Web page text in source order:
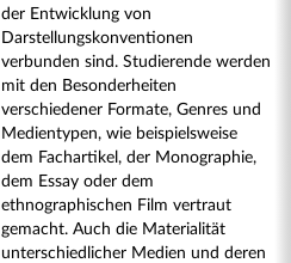
der Entwicklung von
Darstellungskonventionen
verbunden sind. Studierende werden
mit den Besonderheiten
verschiedener Formate, Genres und
Medientypen, wie beispielsweise
dem Fachartikel, der Monographie,
dem Essay oder dem
ethnographischen Film vertraut
gemacht. Auch die Materialität
unterschiedlicher Medien und deren